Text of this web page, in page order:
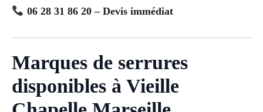
06 28 31 86 20 – Devis immédiat
Marques de serrures
disponibles à Vieille